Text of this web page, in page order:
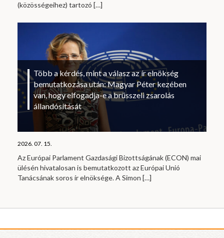
(közösségeihez) tartozó […]
Több a kérdés, mint a válasz az ír elnökség
bemutatkozása után: Magyar Péter kezében
van, hogy elfogadja-e a brüsszeli zsarolás
állandósítását
2026. 07. 15.
Az Európai Parlament Gazdasági Bizottságának (ECON) mai
ülésén hivatalosan is bemutatkozott az Európai Unió
Tanácsának soros ír elnöksége. A Simon […]